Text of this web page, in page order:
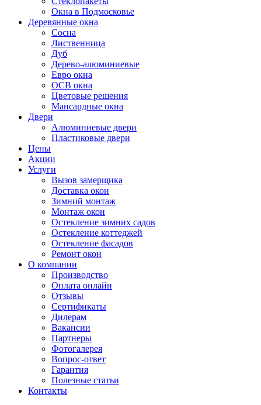
Окна в Подмосковье
Деревянные окна
Сосна
Лиственница
Дуб
Дерево-алюминиевые
Евро окна
ОСВ окна
Цветовые решения
Мансардные окна
Двери
Алюминиевые двери
Пластиковые двери
Цены
Акции
Услуги
Вызов замерщика
Доставка окон
Зимний монтаж
Монтаж окон
Остекление зимних садов
Остекление коттеджей
Остекление фасадов
Ремонт окон
О компании
Производство
Оплата онлайн
Отзывы
Сертификаты
Дилерам
Вакансии
Партнеры
Фотогалерея
Вопрос-ответ
Гарантия
Полезные статьи
Контакты